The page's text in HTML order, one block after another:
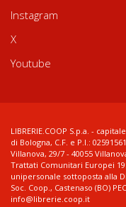
Instagram
X
Youtube
LIBRERIE.COOP S.p.a. -
di Bologna, C.F. e P.I.:
Villanova, 29/7 - 40055
Trattati Comunitari Europei
unipersonale sottoposta alla
Soc. Coop., Castenaso (BO)
info@librerie.coop.it